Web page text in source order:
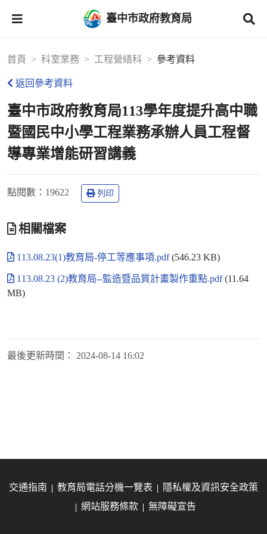
臺中市政府教育局
首頁 科室業務 工程營繕科 參考資料
返回參考資料
臺中市政府教育局113學年度提升高中職
暨國民中小學工程業務承辦人員工程督
導專業增能研習講義
點閱數 ：19622 列印
相關檔案
113.08.23(1)教育局-停工等應事項.pdf(546.23 KB)
113.08.23 (2)教育局--監造暨品質計畫製作重點.pdf(11.64
MB)
最後更新時間： 2024-08-14 16:02
交通指南 教育局電話分機一覽表
隱私權及資訊安全政策
網站服務條款
無障礙宣告